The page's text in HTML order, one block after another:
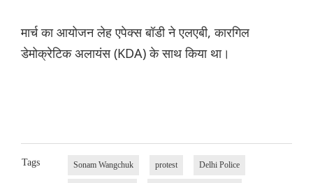
मार्च का आयोजन लेह एपेक्स बॉडी ने एलएबी, कारगिल
डेमोक्रेटिक अलायंस (KDA) के साथ किया था।
Tags Sonam Wangchuk protest Delhi Police